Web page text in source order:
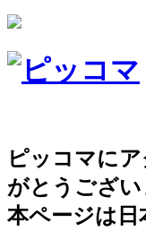
ピッコマに
がとうござい
本ページは